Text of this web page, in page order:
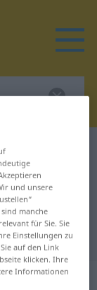
für
und unsere
manche
für Sie. Sie
Einstellungen zu
auf den Link
klicken. Ihre
Informationen